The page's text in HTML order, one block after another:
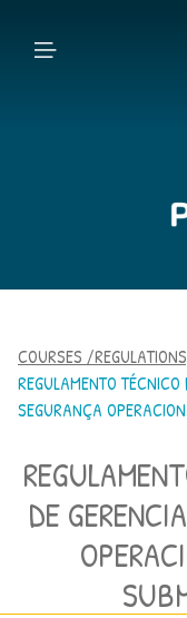
COURSES /
REGULAMENTO
SEGURANÇA
DE